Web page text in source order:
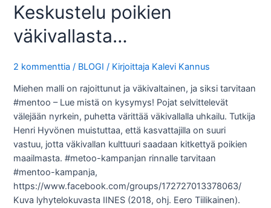
Keskustelu poikien
väkivallasta…
2 kommenttia / BLOGI / Kirjoittaja Kalevi Kannus
Miehen malli on rajoittunut ja väkivaltainen, ja siksi tarvitaan
#mentoo – Lue mistä on kysymys! Pojat selvittelevät
välejään nyrkein, puhetta värittää väkivallalla uhkailu. Tutkija
Henri Hyvönen muistuttaa, että kasvattajilla on suuri
vastuu, jotta väkivallan kulttuuri saadaan kitkettyä poikien
maailmasta. #metoo-kampanjan rinnalle tarvitaan
#mentoo-kampanja,
https://www.facebook.com/groups/172727013378063/
Kuva lyhytelokuvasta IINES (2018, ohj. Eero Tiilikainen).